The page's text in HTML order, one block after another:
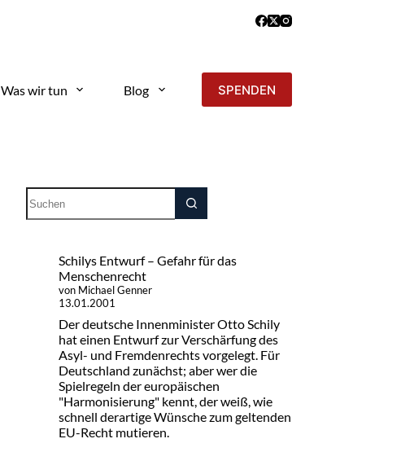
Was wir tun Blog SPENDEN
Schilys Entwurf – Gefahr für das
Menschenrecht
von Michael Genner
13.01.2001
Der deutsche Innenminister Otto Schily
hat einen Entwurf zur Verschärfung des
Asyl- und Fremdenrechts vorgelegt. Für
Deutschland zunächst; aber wer die
Spielregeln der europäischen
"Harmonisierung" kennt, der weiß, wie
schnell derartige Wünsche zum geltenden
EU-Recht mutieren.